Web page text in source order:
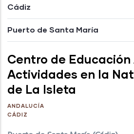
Cádiz
Puerto de Santa María
Centro de
Actividades en la
de La Isleta
ANDALUCÍA
CÁDIZ